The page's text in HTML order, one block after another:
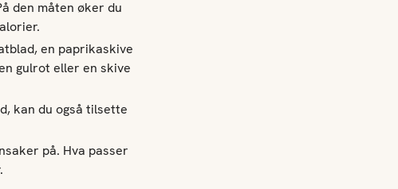
den måten øker du
en paprikaskive
gulrot eller en skive
kan du også tilsette
på. Hva passer